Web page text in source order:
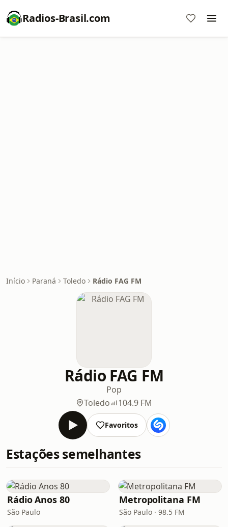
Radios-Brasil.com
Início Paraná Toledo Rádio FAG FM
Rádio FAG FM
Pop
Toledo
104.9 FM
Favoritos
Estações semelhantes
Rádio Anos 80
São Paulo
Metropolitana FM
São Paulo · 98.5 FM